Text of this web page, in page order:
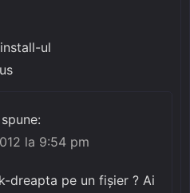
ul
spune:
la 9:54 pm
dreapta pe un fișier ? Ai